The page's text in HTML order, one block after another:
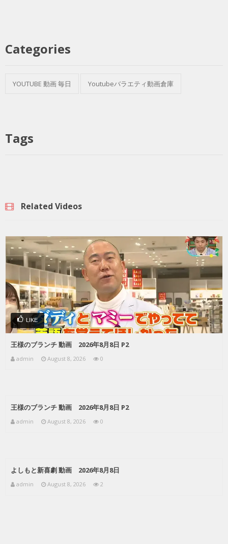
Categories
YOUTUBE 動画 毎日 Youtubeバラエティ動画倉庫
Tags
Related Videos
LIKE
王様のブランチ 動画 2026年8月8日 P2
admin August 8, 2026 0
王様のブランチ 動画 2026年8月8日 P2
admin August 8, 2026 0
よしもと新喜劇 動画 2026年8月8日
admin August 8, 2026 2